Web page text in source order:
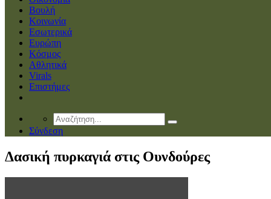
Βουλή
Κοινωνία
Εσωτερικά
Ευρώπη
Κόσμος
Αθλητικά
Virals
Επιστήμες
Σύνδεση
Δασική πυρκαγιά στις Ουνδούρες